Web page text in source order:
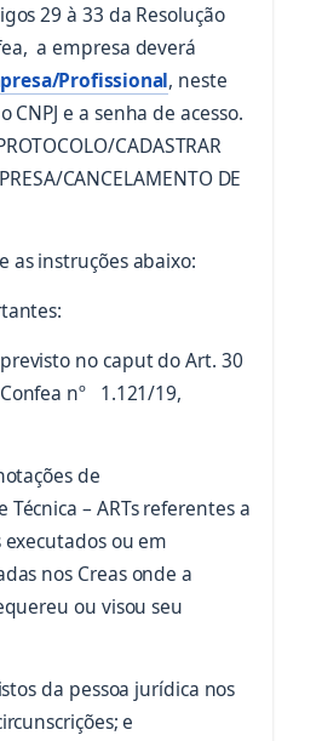
29 à 33 da Resolução
a empresa deverá
Profissional(abre em nova
, neste
e a senha de acesso.
CADASTRAR
CANCELAMENTO DE
as instruções abaixo:
no caput do Art. 30
nº 1.121/19,
de
Técnica – ARTs referentes a
ou em
nos Creas onde a
ou visou seu
da pessoa jurídica nos
e